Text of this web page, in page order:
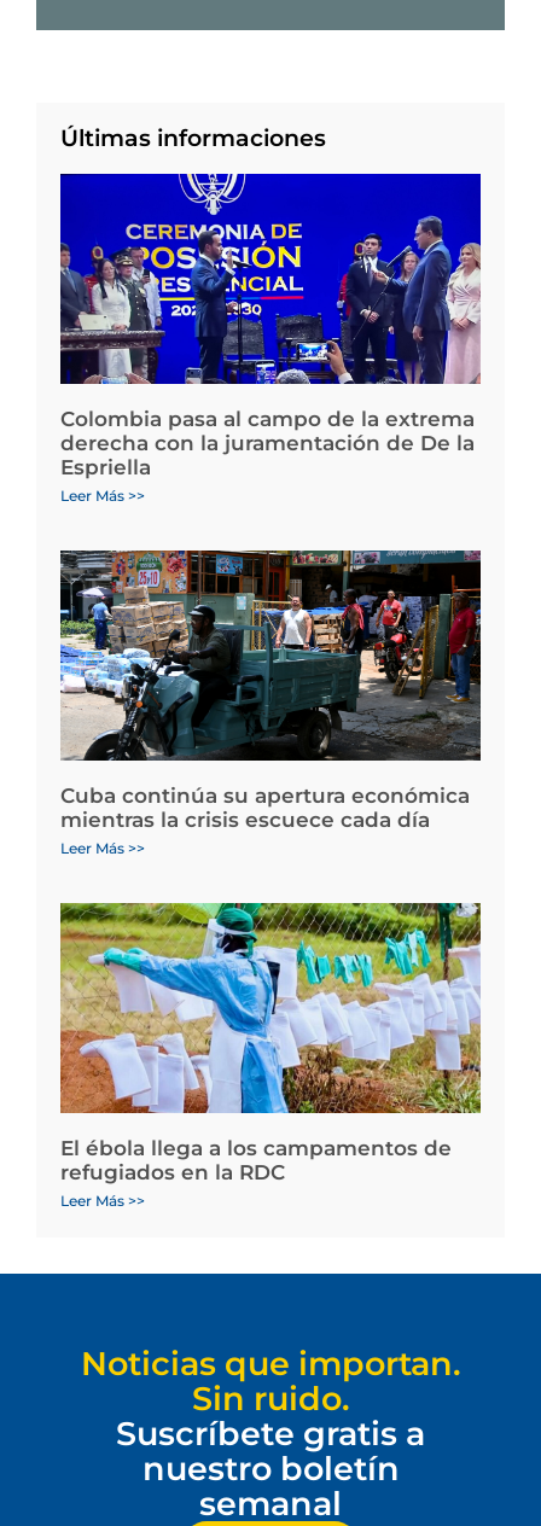
Últimas informaciones
Colombia pasa al campo de la extrema
derecha con la juramentación de De la
Espriella
Leer Más >>
Cuba continúa su apertura económica
mientras la crisis escuece cada día
Leer Más >>
El ébola llega a los campamentos de
refugiados en la RDC
Leer Más >>
Noticias que importan.
Sin ruido.
Suscríbete gratis a
nuestro boletín
semanal